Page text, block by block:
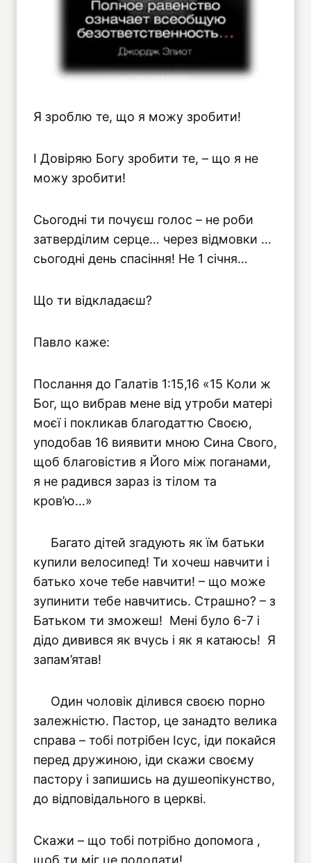
Я зроблю те, що я можу зробити!
І Довіряю Богу зробити те, – що я не
можу зробити!
Сьогодні ти почуєш голос – не роби
затверділим серце… через відмовки …
сьогодні день спасіння! Не 1 січня…
Що ти відкладаєш?
Павло каже:
Послання до Галатів 1:15,16 «15 Коли ж
Бог, що вибрав мене від утроби матері
моєї і покликав благодаттю Своєю,
уподобав 16 виявити мною Сина Свого,
щоб благовістив я Його між поганами,
я не радився зараз із тілом та
кров’ю…»
Багато дітей згадують як їм батьки
купили велосипед! Ти хочеш навчити і
батько хоче тебе навчити! – що може
зупинити тебе навчитись. Страшно? – з
Батьком ти зможеш! Мені було 6-7 і
дідо дивився як вчусь і як я катаюсь! Я
запам’ятав!
Один чоловік ділився своєю порно
залежністю. Пастор, це занадто велика
справа – тобі потрібен Ісус, іди покайся
перед дружиною, іди скажи своєму
пастору і запишись на душеопікунство,
до відповідального в церкві.
Скажи – що тобі потрібно допомога ,